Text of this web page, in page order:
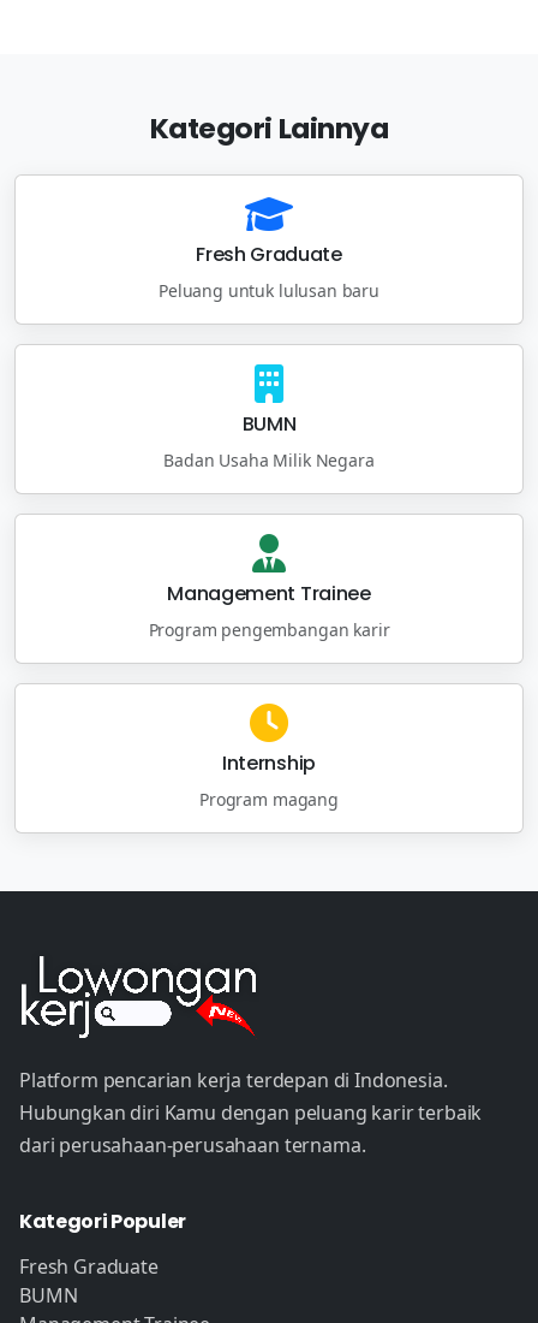
Kategori Lainnya
Fresh Graduate
Peluang untuk lulusan baru
BUMN
Badan Usaha Milik Negara
Management Trainee
Program pengembangan karir
Internship
Program magang
Platform pencarian kerja terdepan di Indonesia.
Hubungkan diri Kamu dengan peluang karir terbaik
dari perusahaan-perusahaan ternama.
Kategori Populer
Fresh Graduate
BUMN